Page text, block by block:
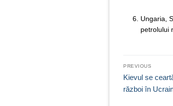
Ungaria,
petrolului
Navigare
în
articole
PREVIOUS
Previous
post:
Kievul se
război în